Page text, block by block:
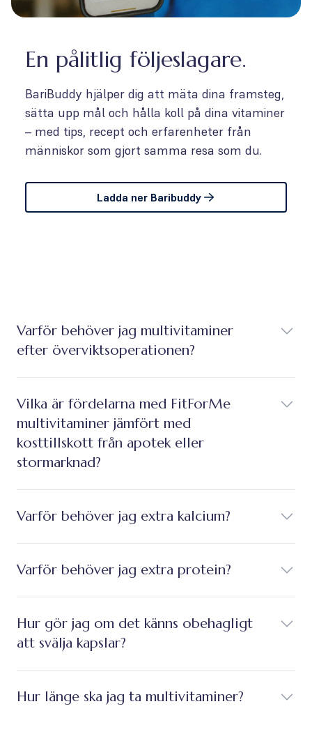
En pålitlig följeslagare.
BariBuddy hjälper dig att mäta dina framsteg,
sätta upp mål och hålla koll på dina vitaminer
– med tips, recept och erfarenheter från
människor som gjort samma resa som du.
Ladda ner Baribuddy
Varför behöver jag multivitaminer
efter överviktsoperationen?
Vilka är fördelarna med FitForMe
multivitaminer jämfört med
kosttillskott från apotek eller
stormarknad?
Varför behöver jag extra kalcium?
Varför behöver jag extra protein?
Hur gör jag om det känns obehagligt
att svälja kapslar?
Hur länge ska jag ta multivitaminer?